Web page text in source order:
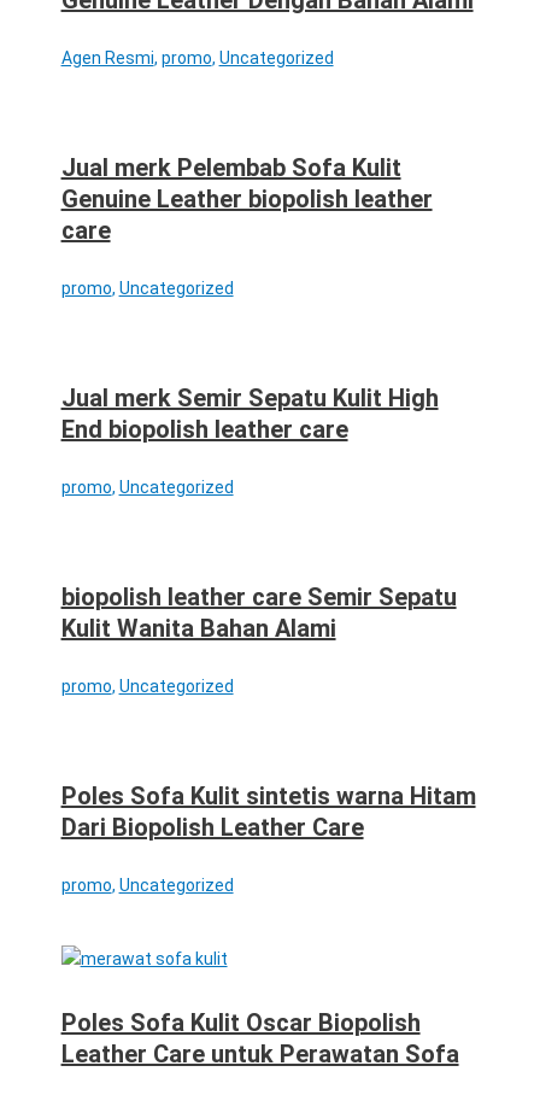
Agen Resmi, promo, Uncategorized
Jual merk Pelembab Sofa Kulit
Genuine Leather biopolish leather
care
promo, Uncategorized
Jual merk Semir Sepatu Kulit High
End biopolish leather care
promo, Uncategorized
biopolish leather care Semir Sepatu
Kulit Wanita Bahan Alami
promo, Uncategorized
Poles Sofa Kulit sintetis warna Hitam
Dari Biopolish Leather Care
promo, Uncategorized
Poles Sofa Kulit Oscar Biopolish
Leather Care untuk Perawatan Sofa